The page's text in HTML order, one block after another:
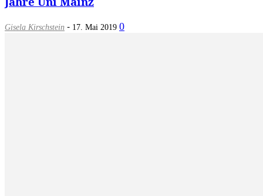
Gisela Kirschstein - 17. Mai 2019 0